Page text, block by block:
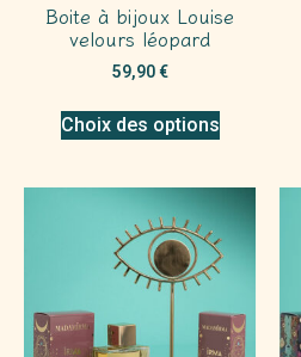
Boite à bijoux Louise
velours léopard
59,90€
Choix des options